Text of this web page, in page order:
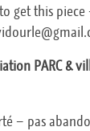
get this piece
PARC &
– pas